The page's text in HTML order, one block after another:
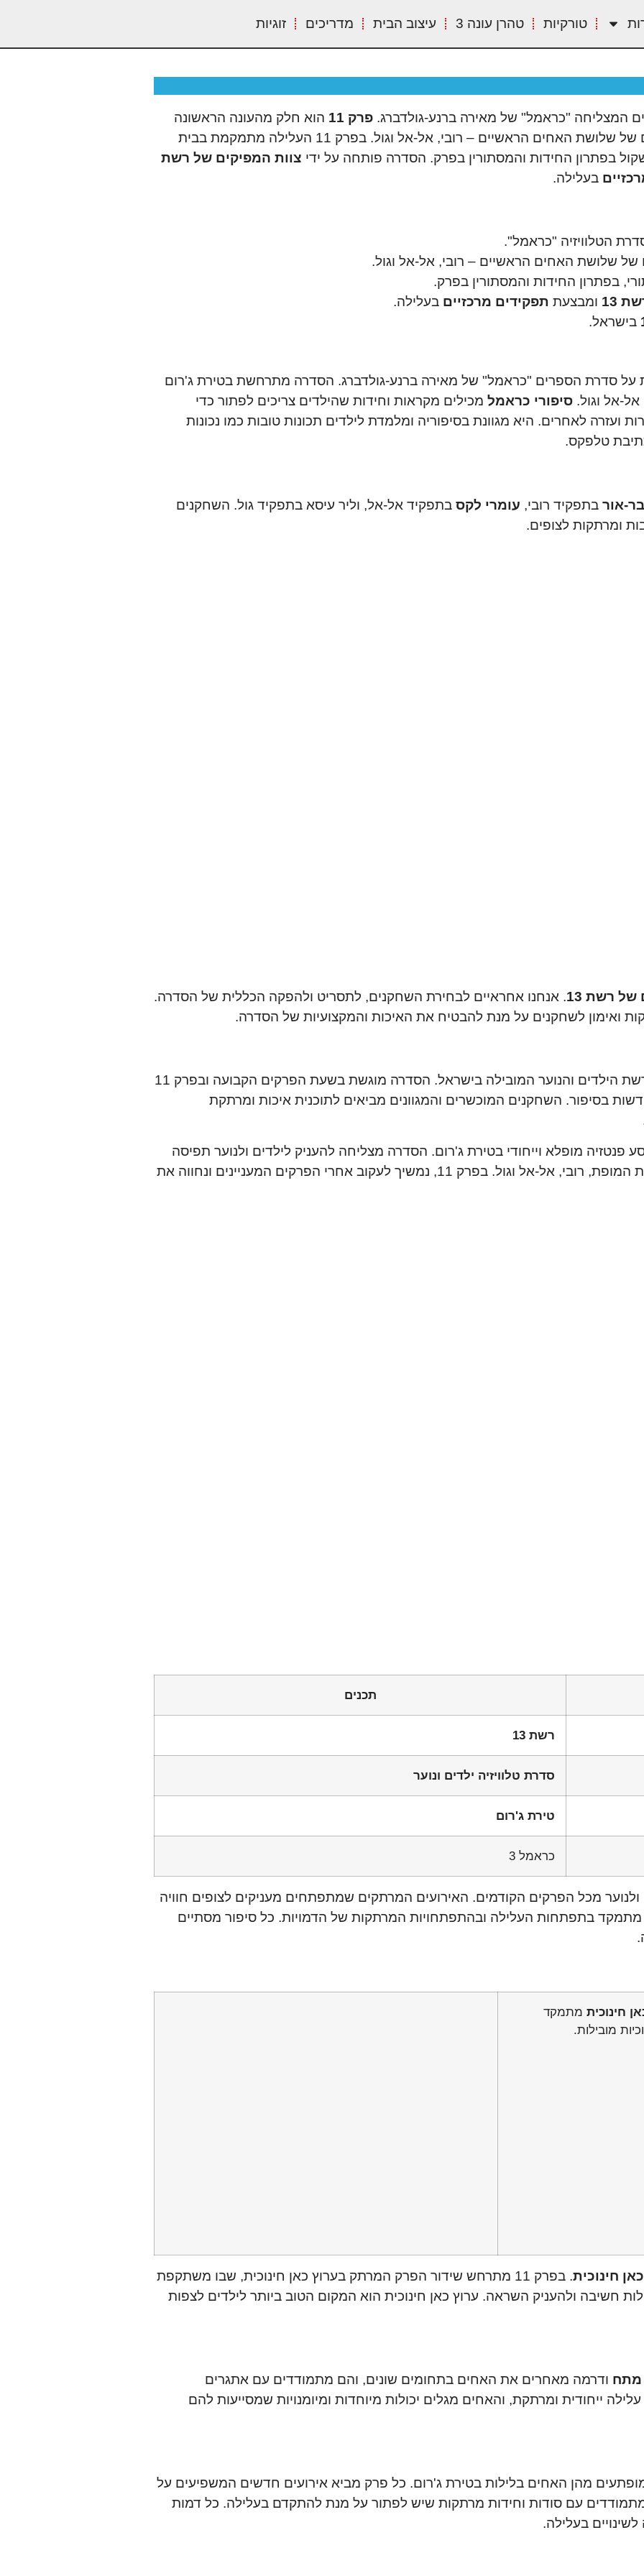
טורקיות טהרן עונה 3 עיצוב הבית מדריכים זוגיות
המצליחה "כראמל" של מאירה ברנע-גולדברג. פרק 11
הוא חלק מהעונה הראשונה
של הסדרה, המתרחשת בטירת ג'רום ומתמקדת בסיפורים של שלושת האחים הראשיים – רובי, אל-אל וגול. בפרק 11 העלילה מתמקמת בבית
בפתרון החידות והמסתורין בפרק. הסדרה פותחה על ידי צוות המפיקים של רשת
בעלילה.
הטלוויזיה "כראמל".
שלושת האחים הראשיים – רובי, אל-אל וגול.
בפתרון החידות והמסתורין בפרק.
13 ומבצעת תפקידים מרכזיים בעלילה.
בישראל.
על סדרת הספרים "כראמל" של מאירה ברנע-גולדברג. הסדרה מתרחשת בטירת ג'רום
אל וגול. סיפורי כראמל מכילים מקראות וחידות שהילדים צריכים לפתור כדי
לאחרים. היא מגוונת בסיפוריה ומלמדת לילדים תכונות טובות כמו נכונות
טלפקס.
בר-אור בתפקיד רובי, עומרי לקס בתפקיד אל-אל, וליר עיסא בתפקיד גול. השחקנים
ומרתקות לצופים.
רשת 13
. אנחנו אחראיים לבחירת השחקנים, לתסריט ולהפקה הכללית של הסדרה.
ואימון לשחקנים על מנת להבטיח את האיכות והמקצועיות של הסדרה.
– רשת הילדים והנוער המובילה בישראל. הסדרה מוגשת בשעת הפרקים הקבועה ובפרק 11
בסיפור. השחקנים המוכשרים והמגוונים מביאים לתוכנית איכות ומרתקת
את הצופים למסע פנטזיה מופלא וייחודי בטירת ג'רום. הסדרה מצליחה להעניק לילדים ולנוער תפיסה
חדשה של עולם מדומה והרפתקאות מרגשות בידי הדמויות המופת, רובי, אל-אל וגול. בפרק 11, נמשיך לעקוב אחרי הפרקים המעניינים ונחווה את
תכנים
רשת 13
סדרת טלוויזיה ילדים ונוער
טירת ג'רום
כראמל 3
מכל הפרקים הקודמים. האירועים המרתקים שמתפתחים מעניקים לצופים חוויה
ומעוררת השראה. נכון לפרק 11, הסיפור מתמקד בתפתחות העלילה ובהתפתחויות המרתקות של הדמויות. כל סיפור מסתיים
חינוכית מתמקד
מובילות.
כאן חינוכית. בפרק 11 מתרחש שידור הפרק המרתק בערוץ כאן חינוכית, שבו משתקפת
חשיבה ולהעניק השראה. ערוץ כאן חינוכית הוא המקום הטוב ביותר לילדים לצפות
מתח ודרמה מאחרים את האחים בתחומים שונים, והם מתמודדים עם אתגרים
ייחודית ומרתקת, והאחים מגלים יכולות מיוחדות ומיומנויות שמסייעות להם
מהן האחים בלילות בטירת ג'רום. כל פרק מביא אירועים חדשים המשפיעים על
עם סודות וחידות מרתקות שיש לפתור על מנת להתקדם בעלילה. כל דמות
בעלילה.